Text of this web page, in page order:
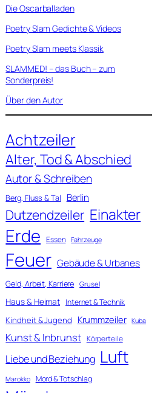
Die Oscarballaden
Poetry Slam Gedichte & Videos
Poetry Slam meets Klassik
SLAMMED! – das Buch – zum
Sonderpreis!
Über den Autor
Achtzeiler
Alter, Tod & Abschied
Autor & Schreiben
Berg, Fluss & Tal Berlin
Dutzendzeiler Einakter
Erde Essen Fahrzeuge
Feuer Gebäude & Urbanes
Geld, Arbeit, Karriere Grusel
Haus & Heimat Internet & Technik
Kindheit & Jugend Krummzeiler Kuba
Kunst & Inbrunst Körperteile
Liebe und Beziehung Luft
Marokko Mord & Totschlag